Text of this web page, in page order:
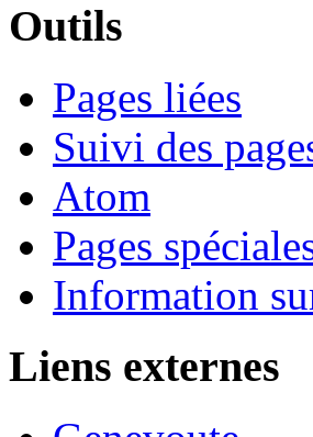
Outils
Pages liées
Suivi des
Atom
Pages
Information
Liens externes